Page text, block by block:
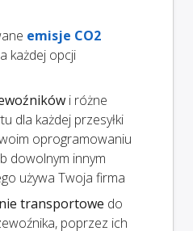
emisje CO2
każdej opcji
i różne
dla każdej przesyłki
oprogramowaniu
dowolnym innym
używa Twoja firma
transportowe do
poprzez ich